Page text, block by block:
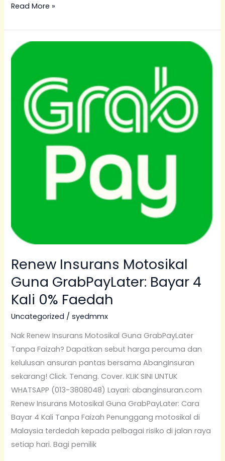
Read More »
Renew Insurans Motosikal
Guna GrabPayLater: Bayar 4
Kali 0% Faedah
Uncategorized /syedmmx
Nak Renew Insurans Motosikal Guna GrabPayLater
Tanpa Faizah? Dapatkan sebut harga percuma dan
kelulusan ansuran pantas bersama AbangInsuran
sekarang! Click. Tenang. Cover. KLIK SINI UNTUK
WHATSAPP (013-3808048) Layari: abanginsuran.com
Renew Insurans Motosikal Guna GrabPayLater: Cara
Bayar 4 Kali Tanpa Faizah Penunggang motosikal di
Malaysia terdedah kepada pelbagai risiko di jalan raya
setiap hari. Bagi pemilik
Renew
Insurans
Guna
GrabPayLater:
Bayar